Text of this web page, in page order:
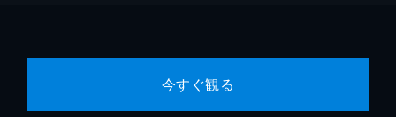
今すぐ観る